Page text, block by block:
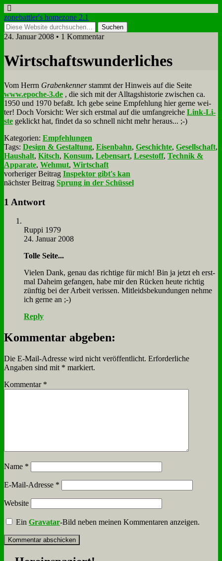
zonebattler's homezone 2.1
24. Januar 2008 • 1 Kommentar
Wirt­schafts­wun­der­li­ches
Vom Herrn Gra­ben­ken­nerstammt der Hin­weis auf die Sei­te
www.epoche‑3.de , die sich mit der All­tags­hi­sto­rie zwi­schen ca.
1950 und 1970 be­faßt. Ich ge­be sei­ne Emp­feh­lung hier ger­ne wei­
ter! Doch Vor­sicht: Wer sich erst­mal auf die um­fang­rei­che Link-Li­
ste ge­klickt hat, fin­det da so schnell nicht mehr her­aus... ;-)
Kategorien: Empfehlungen
Tags: Design & Gestaltung, Eisenbahn, Geschichte, Gesellschaft,
Haushalt, Kitsch, Konsum, Lebensart, Lesestoff, Technik &
Apparate, Wehmut, Wirtschaft
vorheriger Beitrag Inspektor gibt's kan
nächster Beitrag Sprung in der Schüssel
1 Antwort
Rup­pi 1979
24. Januar 2008
Tol­le Sei­te...
Vie­len Dank, ge­nau das rich­ti­ge für mich! Bin ja jetzt eh erst­
mal Da­heim ge­fan­gen, ha­be mir den Rücken heu­te rich­tig
zünf­tig bei der Ar­beit ve­ris­sen. Mit­leids­be­kun­dun­gen neh­me
ich ger­ne an ;-)
Reply
Kommentar abgeben:
Die E-Mail-Adresse wird nicht veröffentlicht. Erforderliche
Angaben sind mit * markiert.
Kommentar *
Name *
E-Mail-Adresse *
Website
EinGravatar-Bild neben meinen Kommentaren anzeigen.